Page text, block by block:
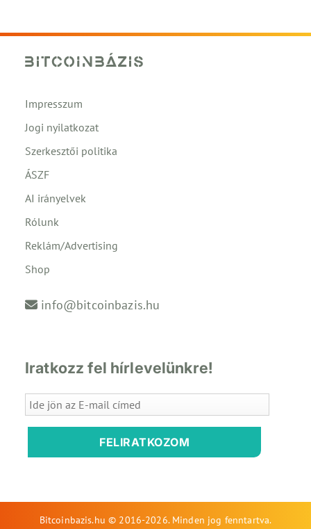
Impresszum
Jogi nyilatkozat
Szerkesztői politika
ÁSZF
AI irányelvek
Rólunk
Reklám/Advertising
Shop
info@bitcoinbazis.hu
Iratkozz fel hírlevelünkre!
FELIRATKOZOM
Bitcoinbazis.hu © 2016-2026. Minden jog fenntartva.